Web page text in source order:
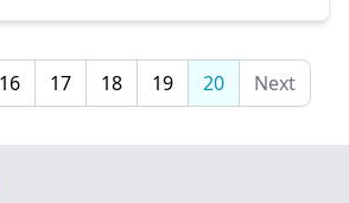
16 17 18 19 20 Next